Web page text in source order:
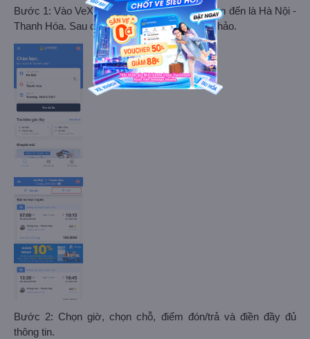
Bước 1: Vào VeXeRe.com, chọn điểm đi/ điểm đến là Hà Nội -
Thanh Hóa. Sau đó dùng bộ lọc chọn xe Lý Thảo.
Bước 2: Chọn giờ, chọn chỗ, điểm đón/trả và điền đầy đủ
thông tin.